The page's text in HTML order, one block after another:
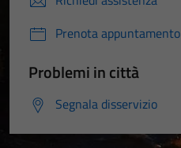
Prenota appuntamento
Problemi in città
Segnala disservizio